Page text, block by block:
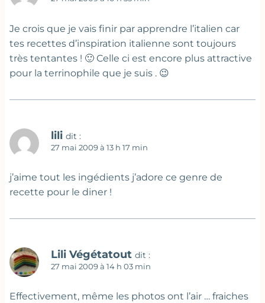
Je crois que je vais finir par apprendre l’italien car
tes recettes d’inspiration italienne sont toujours
très tentantes ! 🙂 Celle ci est encore plus attractive
pour la terrinophile que je suis . 😉
lili dit :
27 mai 2009 à 13 h 17 min
j’aime tout les ingédients j’adore ce genre de
recette pour le diner !
Lili Végétatout dit :
27 mai 2009 à 14 h 03 min
Effectivement, même les photos ont l’air … fraiches